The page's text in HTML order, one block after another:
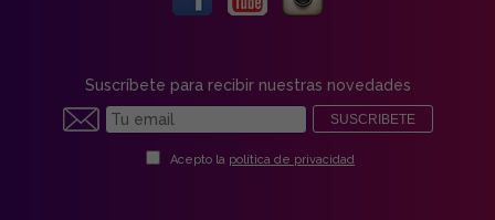
Suscríbete para recibir nuestras novedades
SUSCRIBETE
Acepto la política de privacidad